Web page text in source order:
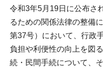
令和3年5月19日に公布さ
るための関係法律の整備
第37号）において、行政
負担や利便性の向上を図
続・民間手続について、